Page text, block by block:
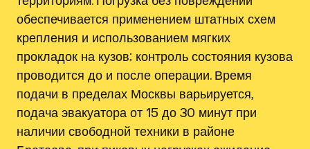
обеспечивается применением штатных схем
крепления и использованием мягких
прокладок на кузов; контроль состояния кузова
проводится до и после операции. Время
подачи в пределах Москвы варьируется,
подача эвакуатора от 15 до 30 минут при
наличии свободной техники в районе